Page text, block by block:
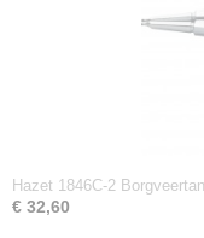
Hazet 1846C-2
€ 32,60